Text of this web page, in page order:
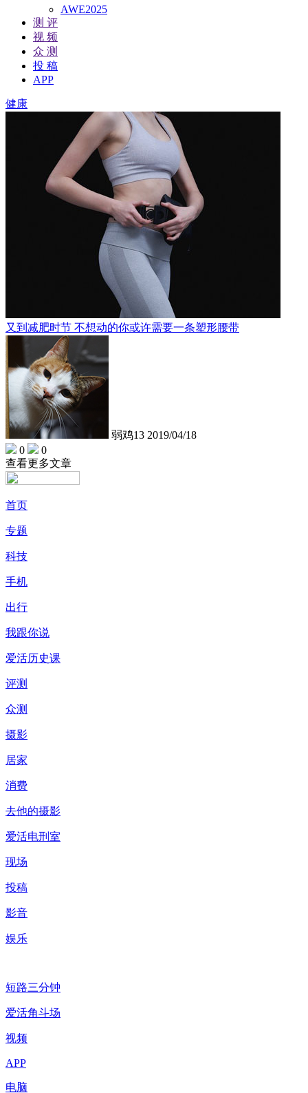
AWE2025
测 评
视 频
众 测
投 稿
APP
健康
又到减肥时节 不想动的你或许需要一条塑形腰带
弱鸡13 2019/04/18
0
0
查看更多文章
首页
专题
科技
手机
出行
我跟你说
爱活历史课
评测
众测
摄影
居家
消费
去他的摄影
爱活电刑室
现场
投稿
影音
娱乐
短路三分钟
爱活角斗场
视频
APP
电脑